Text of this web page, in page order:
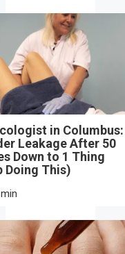
in Columbus:
Leakage After 50
Down to 1 Thing
Doing This)